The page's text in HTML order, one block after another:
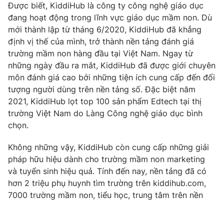
Được biết, KiddiHub là công ty công nghệ giáo dục
đang hoạt động trong lĩnh vực giáo dục mầm non. Dù
mới thành lập từ tháng 6/2020, KiddiHub đã khẳng
định vị thế của mình, trở thành nền tảng đánh giá
trường mầm non hàng đầu tại Việt Nam. Ngay từ
những ngày đầu ra mắt, KiddiHub đã được giới chuyên
môn đánh giá cao bởi những tiện ích cung cấp đến đối
tượng người dùng trên nền tảng số. Đặc biệt năm
2021, KiddiHub lọt top 100 sản phẩm Edtech tại thị
trường Việt Nam do Làng Công nghệ giáo dục bình
chọn.
Không những vậy, KiddiHub còn cung cấp những giải
pháp hữu hiệu dành cho trường mầm non marketing
và tuyển sinh hiệu quả. Tính đến nay, nền tảng đã có
hơn 2 triệu phụ huynh tìm trường trên kiddihub.com,
7000 trường mầm non, tiểu học, trung tâm trên nền